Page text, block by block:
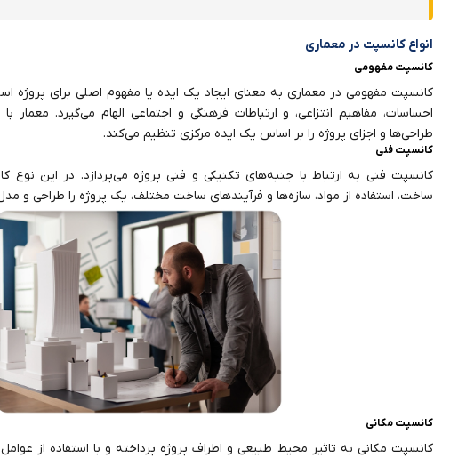
انواع کانسپت در معماری
کانسپت مفهومی
کانسپت مفهومی در معماری به معنای ایجاد یک ایده یا مفهوم اصلی برای پروژه
احساسات، مفاهیم انتزاعی، و ارتباطات فرهنگی و اجتماعی الهام می‌گیرد. معمار
طراحی‌ها و اجزای پروژه را بر اساس یک ایده مرکزی تنظیم می‌کند.
کانسپت فنی
کانسپت فنی به ارتباط با جنبه‌های تکنیکی و فنی پروژه می‌پردازد. در این نوع
ساخت، استفاده از مواد، سازه‌ها و فرآیندهای ساخت مختلف، یک پروژه را طراحی و
کانسپت مکانی
کانسپت مکانی به تاثیر محیط طبیعی و اطراف پروژه پرداخته و با استفاده از عوامل